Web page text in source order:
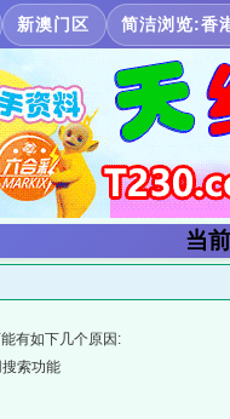
新澳门区 简洁浏览:香
当
有如下几个原因:
索功能